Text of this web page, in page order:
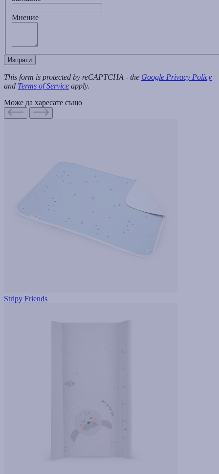
Мнение
Изпрати
This form is protected by reCAPTCHA - the Google Privacy Policy
and Terms of Service apply.
Може да харесате също
Stripy Friends